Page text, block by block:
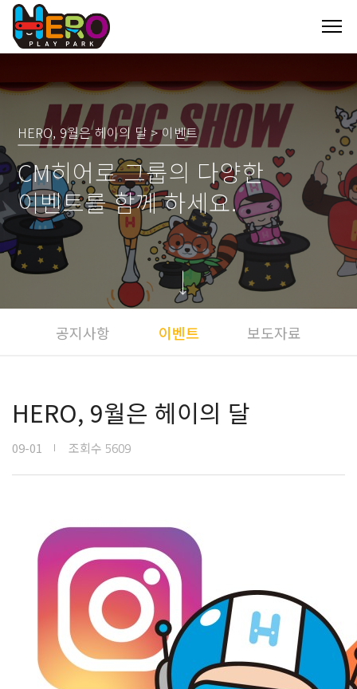
HERO, 9월은 헤이의 달 > 이벤트
CM히어로 그룹의 다양한
이벤트를 함께 하세요.
공지사항 이벤트 보도자료
HERO, 9월은 헤이의 달
09-01 조회수 5609